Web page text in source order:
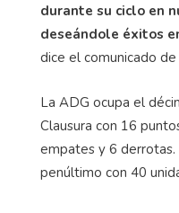
durante su ciclo en
deseándole éxitos
dice el comunicado
La ADG ocupa el
Clausura con 16
empates y 6 derrotas.
penúltimo con 40